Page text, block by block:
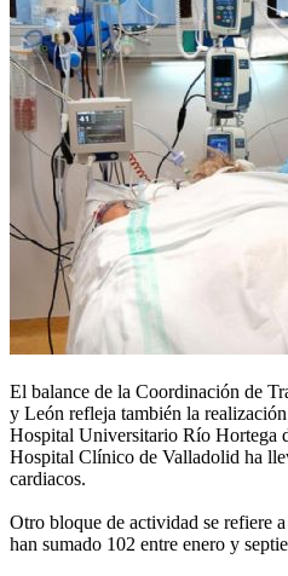
El balance de la Coordinación de
y León refleja también la
Hospital Universitario Río Hortega
Hospital Clínico de Valladolid ha
cardiacos.
Otro bloque de actividad se refiere
han sumado 102 entre enero y